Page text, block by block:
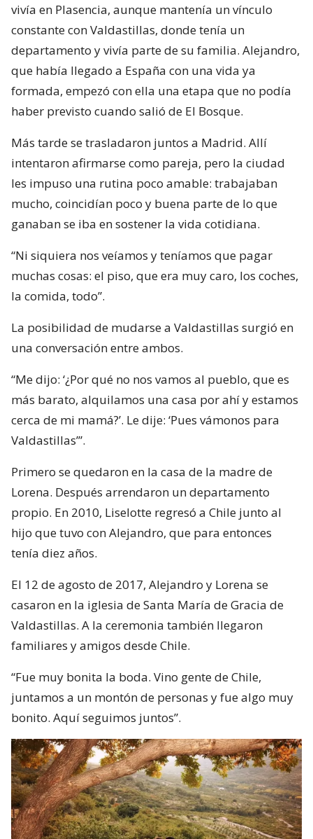
vivía en Plasencia, aunque mantenía un vínculo
constante con Valdastillas, donde tenía un
departamento y vivía parte de su familia. Alejandro,
que había llegado a España con una vida ya
formada, empezó con ella una etapa que no podía
haber previsto cuando salió de El Bosque.
Más tarde se trasladaron juntos a Madrid. Allí
intentaron afirmarse como pareja, pero la ciudad
les impuso una rutina poco amable: trabajaban
mucho, coincidían poco y buena parte de lo que
ganaban se iba en sostener la vida cotidiana.
“Ni siquiera nos veíamos y teníamos que pagar
muchas cosas: el piso, que era muy caro, los coches,
la comida, todo”.
La posibilidad de mudarse a Valdastillas surgió en
una conversación entre ambos.
“Me dijo: ‘¿Por qué no nos vamos al pueblo, que es
más barato, alquilamos una casa por ahí y estamos
cerca de mi mamá?’. Le dije: ‘Pues vámonos para
Valdastillas’”.
Primero se quedaron en la casa de la madre de
Lorena. Después arrendaron un departamento
propio. En 2010, Liselotte regresó a Chile junto al
hijo que tuvo con Alejandro, que para entonces
tenía diez años.
El 12 de agosto de 2017, Alejandro y Lorena se
casaron en la iglesia de Santa María de Gracia de
Valdastillas. A la ceremonia también llegaron
familiares y amigos desde Chile.
“Fue muy bonita la boda. Vino gente de Chile,
juntamos a un montón de personas y fue algo muy
bonito. Aquí seguimos juntos”.